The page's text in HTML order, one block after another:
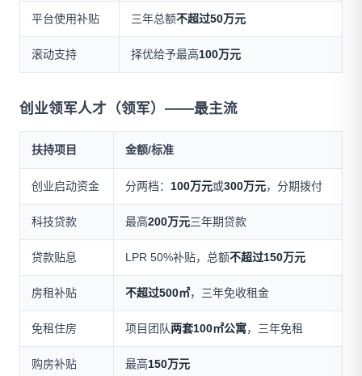
平台使用补贴 三年总额不超过50万元
滚动支持 择优给予最高100万元
创业领军人才（领军）——最主流
扶持项目 金额/标准
创业启动资金 分两档： 100万元或300万元，分期拨付
科技贷款 最高200万元三年期贷款
贷款贴息 LPR 50%补贴，总额不超过150万元
房租补贴 不超过500㎡，三年免收租金
免租住房 项目团队两套100㎡公寓，三年免租
购房补贴 最高150万元